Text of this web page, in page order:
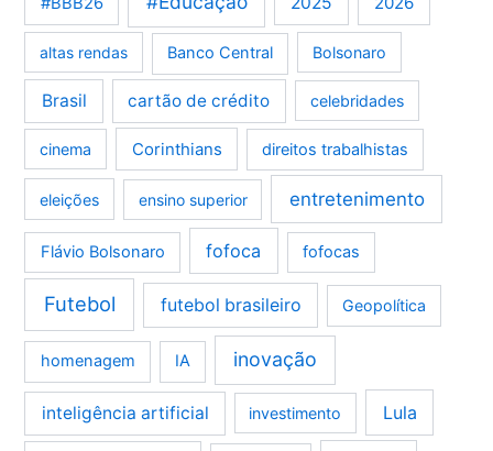
altas rendas Banco Central Bolsonaro
Brasil cartão de crédito celebridades
cinema Corinthians direitos trabalhistas
eleições ensino superior entretenimento
Flávio Bolsonaro fofoca fofocas
Futebol futebol brasileiro Geopolítica
homenagem IA inovação
inteligência artificial investimento Lula